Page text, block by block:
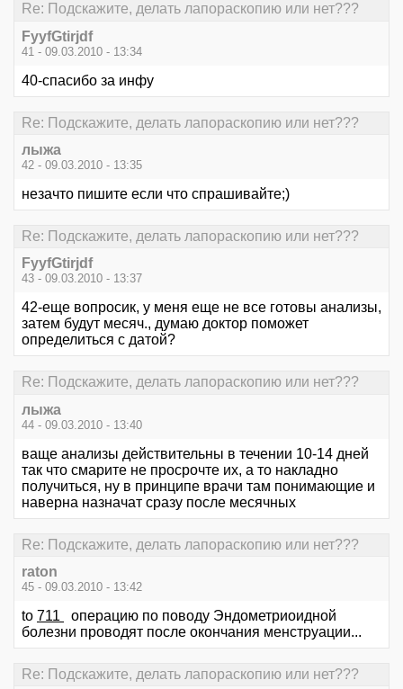
Re: Подскажите, делать лапораскопию или нет???
FyyfGtirjdf
41 - 09.03.2010 - 13:34
40-спасибо за инфу
Re: Подскажите, делать лапораскопию или нет???
лыжа
42 - 09.03.2010 - 13:35
незачто пишите если что спрашивайте;)
Re: Подскажите, делать лапораскопию или нет???
FyyfGtirjdf
43 - 09.03.2010 - 13:37
42-еще вопросик, у меня еще не все готовы анализы,
затем будут месяч., думаю доктор поможет
определиться с датой?
Re: Подскажите, делать лапораскопию или нет???
лыжа
44 - 09.03.2010 - 13:40
ваще анализы действительны в течении 10-14 дней
так что смарите не просрочте их, а то накладно
получиться, ну в принципе врачи там понимающие и
наверна назначат сразу после месячных
Re: Подскажите, делать лапораскопию или нет???
raton
45 - 09.03.2010 - 13:42
to 711
операцию по поводу Эндометриоидной
болезни проводят после окончания менструации...
Re: Подскажите, делать лапораскопию или нет???